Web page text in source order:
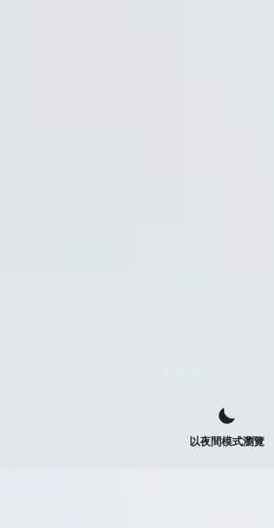
以夜間模式瀏覽